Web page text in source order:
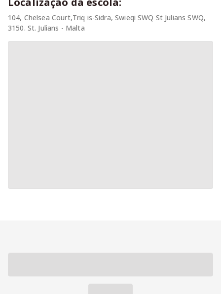
104, Chelsea Court,Triq is-Sidra, Swieqi SWQ St Julians SWQ,
3150. St. Julians - Malta